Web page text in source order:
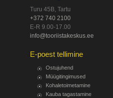
Turu 45B, Tartu
+372 740 2100
E-R 9.00-17.00
info@tooriistakeskus.ee
E-poest tellimine
Ostujuhend
Müügitingimused
Kohaletoimetamine
Kauba tagastamine